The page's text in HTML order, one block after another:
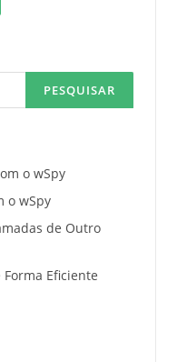
o wSpy
o wSpy
de Outro
Eficiente